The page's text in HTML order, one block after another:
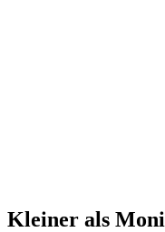
Kleiner als